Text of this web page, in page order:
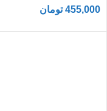
455,000 تومان